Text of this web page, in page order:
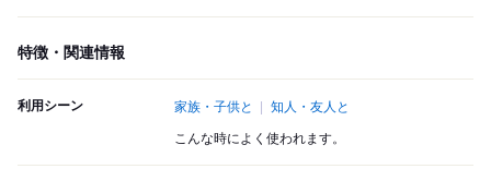
特徴・関連情報
利用シーン 家族・子供と 知人・友人と
こんな時によく使われます。